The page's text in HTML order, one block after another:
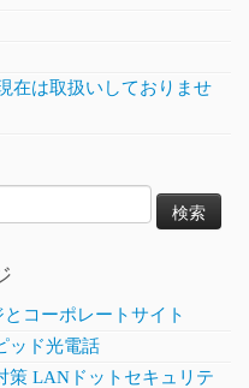
在は取扱いしておりませ
コーポレートサイト
ド光電話
策 LANドットセキュリテ